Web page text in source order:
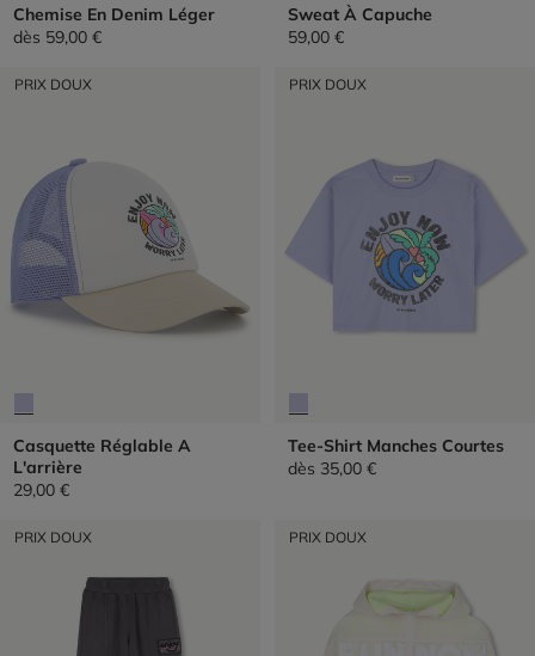
Chemise En Denim Léger
dès 59,00 €
Sweat À Capuche
59,00 €
PRIX DOUX
Casquette Réglable A
L'arrière
29,00 €
PRIX DOUX
Tee-Shirt Manches Courtes
dès 35,00 €
PRIX DOUX PRIX DOUX